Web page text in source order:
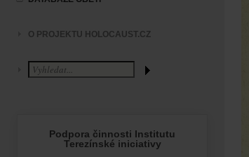
O PROJEKTU HOLOCAUST.CZ